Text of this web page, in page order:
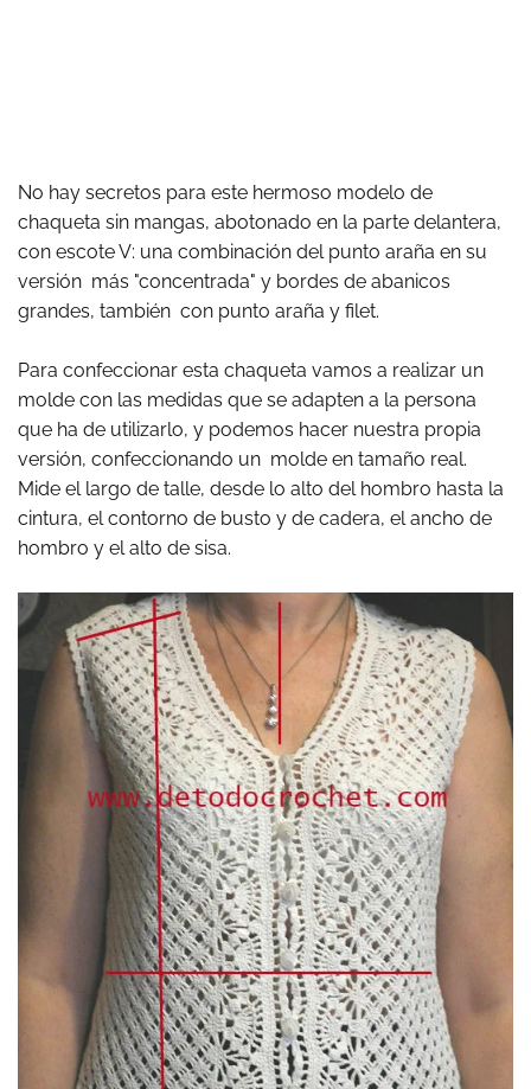
No hay secretos para este hermoso modelo de
chaqueta sin mangas, abotonado en la parte delantera,
con escote V: una combinación del punto araña en su
versión más "concentrada" y bordes de abanicos
grandes, también con punto araña y filet.
Para confeccionar esta chaqueta vamos a realizar un
molde con las medidas que se adapten a la persona
que ha de utilizarlo, y podemos hacer nuestra propia
versión, confeccionando un molde en tamaño real.
Mide el largo de talle, desde lo alto del hombro hasta la
cintura, el contorno de busto y de cadera, el ancho de
hombro y el alto de sisa.